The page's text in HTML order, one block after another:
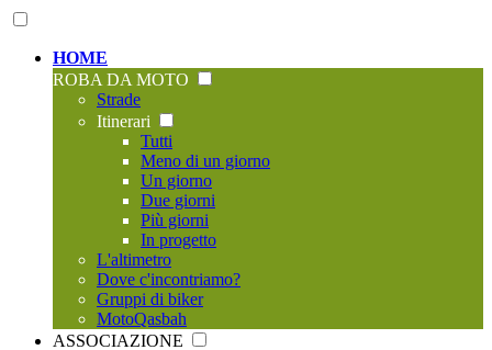
HOME
ROBA DA MOTO
Strade
Itinerari
Tutti
Meno di un giorno
Un giorno
Due giorni
Più giorni
In progetto
L'altimetro
Dove c'incontriamo?
Gruppi di biker
MotoQasbah
ASSOCIAZIONE